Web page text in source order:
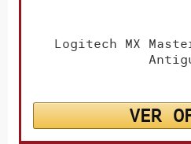
Logitech MX
VER